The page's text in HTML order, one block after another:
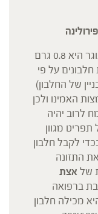
כמות החלבון המומלצת ביום לאדם בוגר היא 0.8 גרם
על פי
של החלבון)
האמינו ולכן
לרוב יהיה
מגוון
לקבל חלבון
התזונה
שלאצת
ברפואה
מכילה חלבון